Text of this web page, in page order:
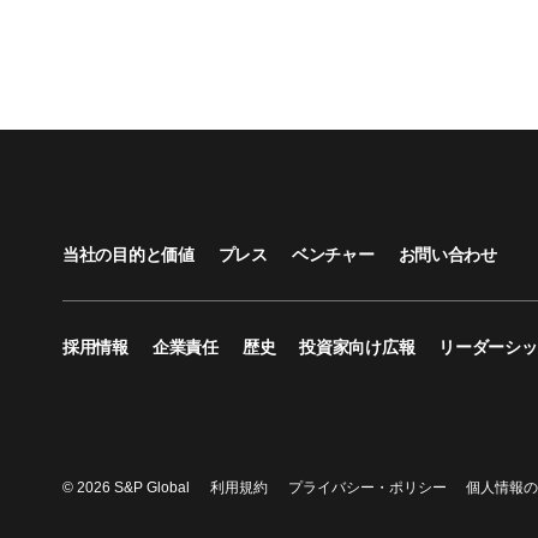
当社の目的と価値 プレス ベンチャー お問い合わせ
採用情報 企業責任 歴史 投資家向け広報 リーダーシ
© 2026 S&P Global 利用規約 プライバシー・ポリシー 個人情報